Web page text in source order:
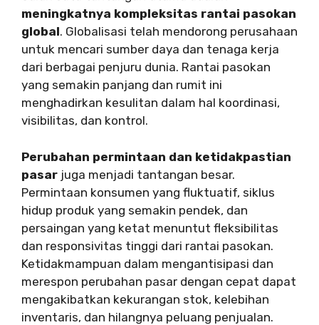
meningkatnya kompleksitas rantai pasokan
global. Globalisasi telah mendorong perusahaan
untuk mencari sumber daya dan tenaga kerja
dari berbagai penjuru dunia. Rantai pasokan
yang semakin panjang dan rumit ini
menghadirkan kesulitan dalam hal koordinasi,
visibilitas, dan kontrol.
Perubahan permintaan dan ketidakpastian
pasar juga menjadi tantangan besar.
Permintaan konsumen yang fluktuatif, siklus
hidup produk yang semakin pendek, dan
persaingan yang ketat menuntut fleksibilitas
dan responsivitas tinggi dari rantai pasokan.
Ketidakmampuan dalam mengantisipasi dan
merespon perubahan pasar dengan cepat dapat
mengakibatkan kekurangan stok, kelebihan
inventaris, dan hilangnya peluang penjualan.